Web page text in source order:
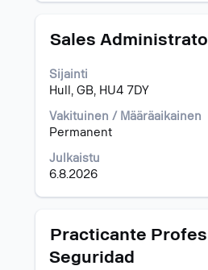
Ammattinimike
Sales
Sijainti
Hull, GB, HU4 7DY
Vakituinen / Määräaikainen
Permanent
Julkaistu
6.8.2026
Valitse
jos
haluat
nähdä
työpaikan
kaikki
Ammattinimike
Practicante
Seguridad
Valitse
jos